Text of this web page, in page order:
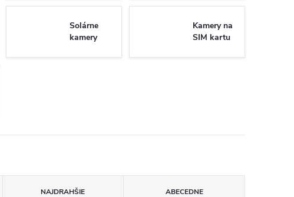
Solárne
kamery
Kamery na
SIM kartu
NAJDRAHŠIE ABECEDNE